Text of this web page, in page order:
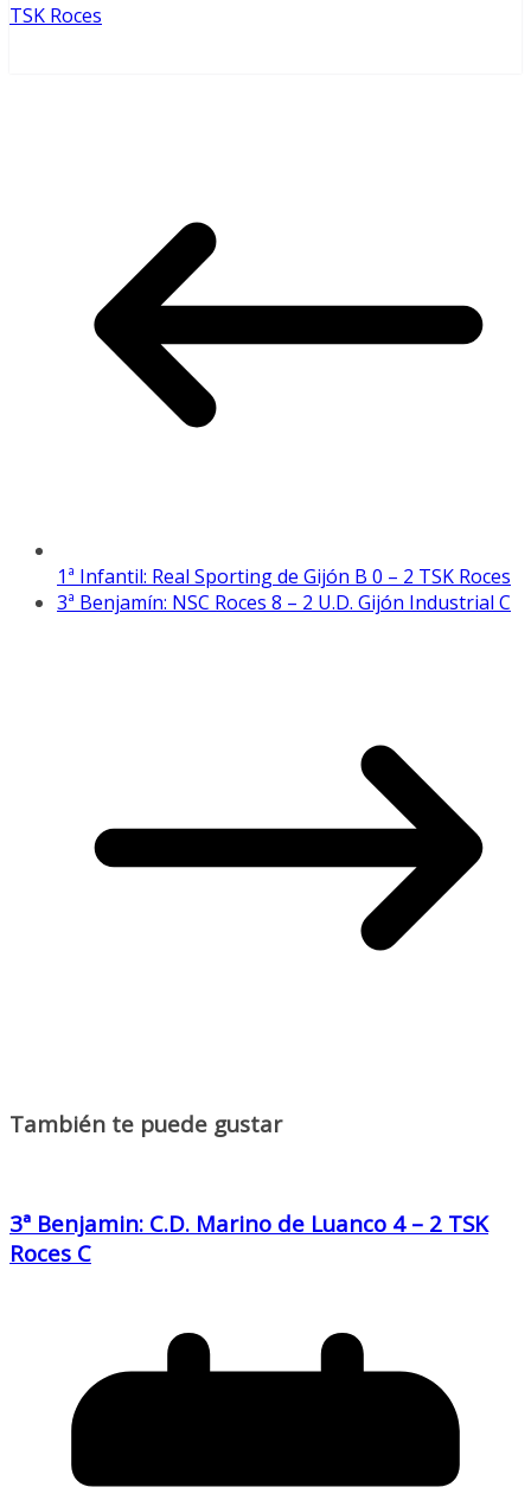
TSK Roces
1ª Infantil: Real Sporting de Gijón B 0 – 2 TSK Roces
3ª Benjamín: NSC Roces 8 – 2 U.D. Gijón Industrial C
También te puede gustar
3ª Benjamin: C.D. Marino de Luanco 4 – 2 TSK
Roces C